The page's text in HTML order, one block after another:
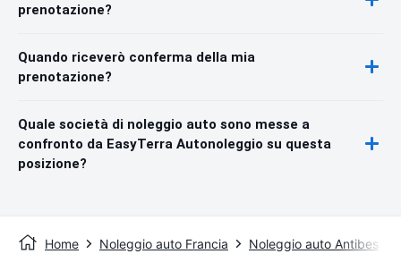
prenotazione?
Quando riceverò conferma della mia
prenotazione?
Quale società di noleggio auto sono messe a
confronto da EasyTerra Autonoleggio su questa
posizione?
Home Noleggio auto Francia Noleggio auto Antibes